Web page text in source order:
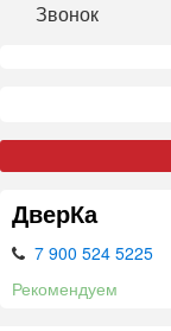
Звонок
ДверКа
7 900 524 5225
Рекомендуем